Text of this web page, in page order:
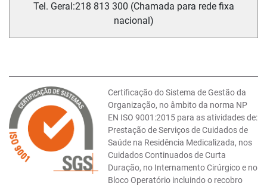
Tel. Geral:218 813 300 (Chamada para rede fixa
nacional)
Certificação do Sistema de Gestão da
Organização, no âmbito da norma NP
EN ISO 9001:2015 para as atividades de:
Prestação de Serviços de Cuidados de
Saúde na Residência Medicalizada, nos
Cuidados Continuados de Curta
Duração, no Internamento Cirúrgico e no
Bloco Operatório incluindo o recobro